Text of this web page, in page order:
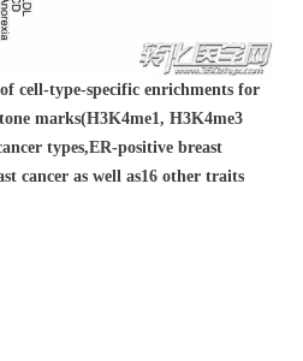
cell-type-specific enrichments for
marks(H3K4me1, H3K4me3
types,ER-positive breast
cancer as well as16 other traits